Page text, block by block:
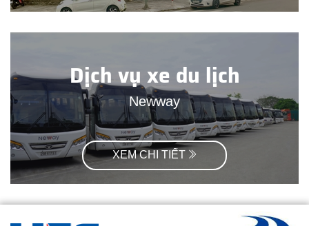
Dịch vụ xe du lịch
Newway
XEM CHI TIẾT